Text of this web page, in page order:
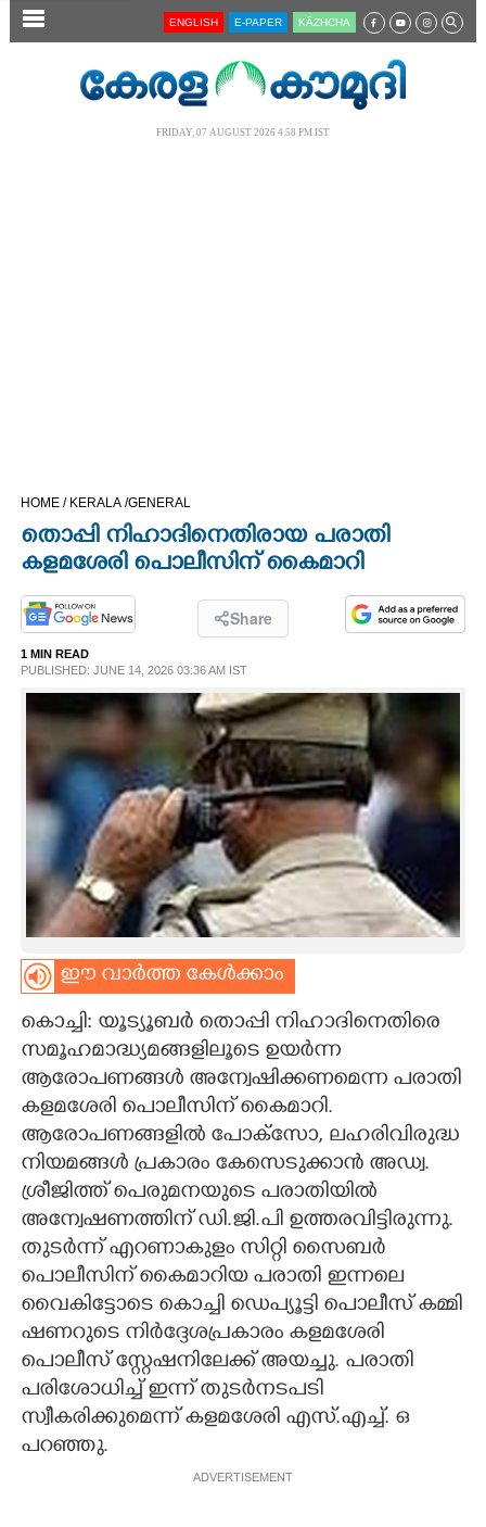
SECTIONS
CINEMA
OPINION
PHOTOS
LIFESTYLE
SPIRITUAL
INFO+
ART
CARTOONS
LITERATURE
ZOOM
CONTACT US
ENGLISH E-PAPER KĀZHCHA
FRIDAY, 07 AUGUST 2026 4.58 PM IST
HOME / KERALA /GENERAL
തൊപ്പി നിഹാദിനെതിരായ പരാതി
കളമശേരി പൊലീസിന് കൈമാറി
Share
1 MIN READ
PUBLISHED: JUNE 14, 2026 03:36 AM IST
ഈ വാർത്ത കേൾക്കാം
കൊച്ചി: യൂട്യൂബർ തൊപ്പി നിഹാദിനെതിരെ
സമൂഹമാദ്ധ്യമങ്ങളിലൂടെ ഉയർന്ന
ആരോപണങ്ങൾ അന്വേഷിക്കണമെന്ന പരാതി
കളമശേരി പൊലീസിന് കൈമാറി.
ആരോപണങ്ങളിൽ പോക്സോ, ലഹരിവിരുദ്ധ
നിയമങ്ങൾ പ്രകാരം കേസെടുക്കാൻ അഡ്വ.
ശ്രീജിത്ത് പെരുമനയുടെ പരാതിയിൽ
അന്വേഷണത്തിന് ഡി.ജി.പി ഉത്തരവിട്ടിരുന്നു.
തുട‌ർന്ന് എറണാകുളം സിറ്റി സൈബർ
പൊലീസിന് കൈമാറിയ പരാതി ഇന്നലെ
വൈകിട്ടോടെ കൊച്ചി ഡെപ്യൂട്ടി പൊലീസ് കമ്മി​
ഷണറുടെ നിർദ്ദേശപ്രകാരം കളമശേരി
പൊലീസ് സ്റ്റേഷനിലേക്ക് അയച്ചു. പരാതി
പരിശോധിച്ച് ഇന്ന് തുടർനടപടി
സ്വീകരിക്കുമെന്ന് കളമശേരി എസ്.എച്ച്. ഒ
പറഞ്ഞു.
ADVERTISEMENT